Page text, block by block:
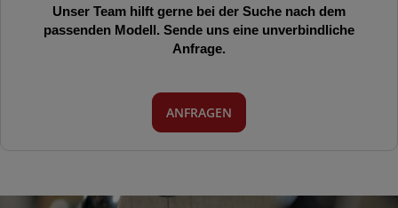
Unser Team hilft gerne bei der Suche nach dem
passenden Modell. Sende uns eine unverbindliche
Anfrage.
ANFRAGEN